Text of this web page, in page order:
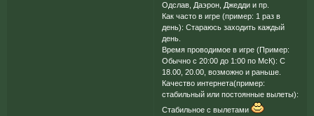
Одслав, Даэрон, Джедди и пр.
Как часто в игре (пример: 1 раз в
день): Стараюсь заходить каждый
день.
Время проводимое в игре (Пример:
Обычно с 20:00 до 1:00 по МсК): С
18.00, 20.00, возможно и раньше.
Качество интернета(пример:
стабильный или постоянные вылеты):
Стабильное с вылетами